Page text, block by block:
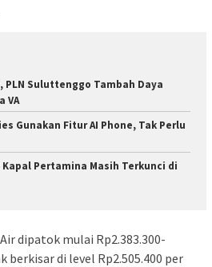
Suluttenggo Tambah Daya
VA
Gunakan Fitur AI Phone, Tak Perlu
Kapal Pertamina Masih Terkunci di
dipatok mulai Rp2.383.300-
berkisar di level Rp2.505.400 per